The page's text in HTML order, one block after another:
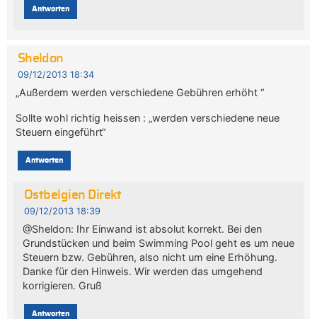
Antworten
Sheldon
09/12/2013 18:34
„Außerdem werden verschiedene Gebühren erhöht “
Sollte wohl richtig heissen : „werden verschiedene neue
Steuern eingeführt“
Antworten
Ostbelgien Direkt
09/12/2013 18:39
@Sheldon: Ihr Einwand ist absolut korrekt. Bei den
Grundstücken und beim Swimming Pool geht es um neue
Steuern bzw. Gebühren, also nicht um eine Erhöhung.
Danke für den Hinweis. Wir werden das umgehend
korrigieren. Gruß
Antworten